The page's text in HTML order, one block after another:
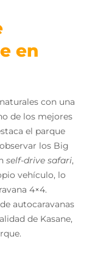
en
con una
de los mejores
el parque
los Big
self-drive safari,
vehículo, lo
4×4.
autocaravanas
de Kasane,